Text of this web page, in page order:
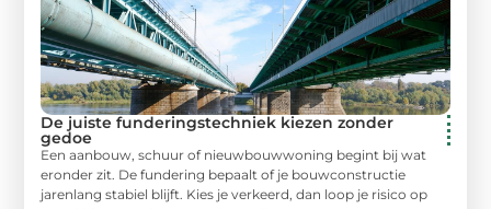
De juiste funderingstechniek kiezen zonder
gedoe
Een aanbouw, schuur of nieuwbouwwoning begint bij wat
eronder zit. De fundering bepaalt of je bouwconstructie
jarenlang stabiel blijft. Kies je verkeerd, dan loop je risico op